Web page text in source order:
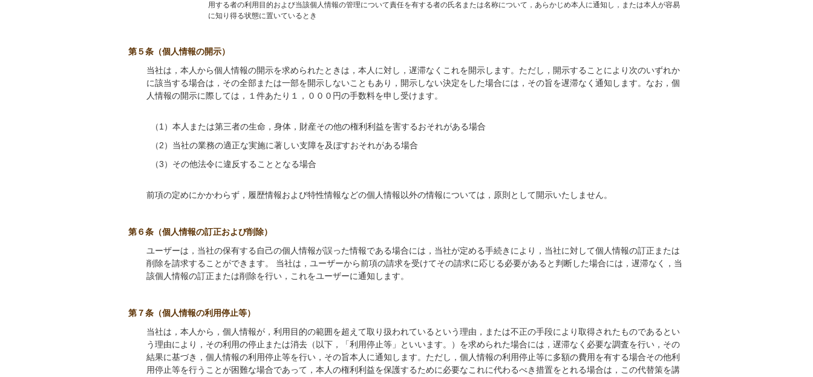
用する者の利用目的および当該個人情報の管理について責任を有する者の氏名または名称について，あらかじめ本人に通知し，または本人が容易
に知り得る状態に置いているとき
第５条（個人情報の開示）
当社は，本人から個人情報の開示を求められたときは，本人に対し，遅滞なくこれを開示します。ただし，開示することにより次のいずれか
に該当する場合は，その全部または一部を開示しないこともあり，開示しない決定をした場合には，その旨を遅滞なく通知します。なお，個
人情報の開示に際しては，１件あたり１，０００円の手数料を申し受けます。
（1）本人または第三者の生命，身体，財産その他の権利利益を害するおそれがある場合
（2）当社の業務の適正な実施に著しい支障を及ぼすおそれがある場合
（3）その他法令に違反することとなる場合
前項の定めにかかわらず，履歴情報および特性情報などの個人情報以外の情報については，原則として開示いたしません。
第６条（個人情報の訂正および削除）
ユーザーは，当社の保有する自己の個人情報が誤った情報である場合には，当社が定める手続きにより，当社に対して個人情報の訂正または
削除を請求することができます。 当社は，ユーザーから前項の請求を受けてその請求に応じる必要があると判断した場合には，遅滞なく，当
該個人情報の訂正または削除を行い，これをユーザーに通知します。
第７条（個人情報の利用停止等）
当社は，本人から，個人情報が，利用目的の範囲を超えて取り扱われているという理由，または不正の手段により取得されたものであるとい
う理由により，その利用の停止または消去（以下，「利用停止等」といいます。）を求められた場合には，遅滞なく必要な調査を行い，その
結果に基づき，個人情報の利用停止等を行い，その旨本人に通知します。ただし，個人情報の利用停止等に多額の費用を有する場合その他利
用停止等を行うことが困難な場合であって，本人の権利利益を保護するために必要なこれに代わるべき措置をとれる場合は，この代替策を講